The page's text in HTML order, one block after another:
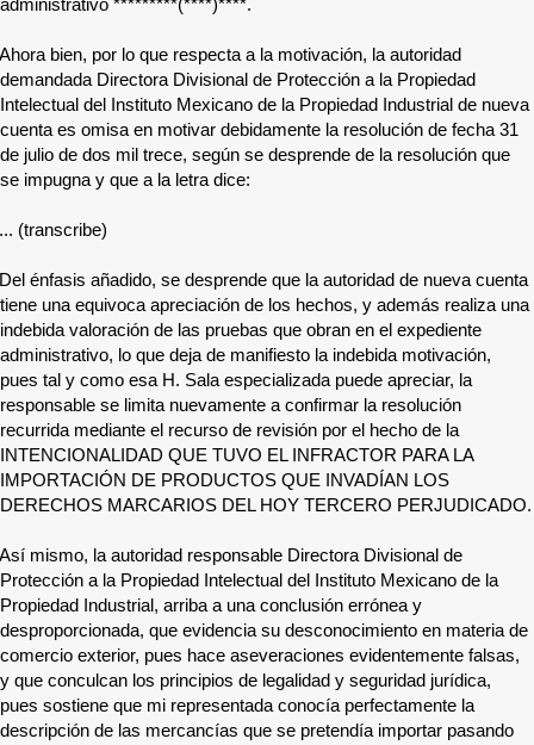
administrativo *********(****)****.
Ahora bien, por lo que respecta a la motivación, la autoridad
demandada Directora Divisional de Protección a la Propiedad
Intelectual del Instituto Mexicano de la Propiedad Industrial de nueva
cuenta es omisa en motivar debidamente la resolución de fecha 31
de julio de dos mil trece, según se desprende de la resolución que
se impugna y que a la letra dice:
... (transcribe)
Del énfasis añadido, se desprende que la autoridad de nueva cuenta
tiene una equivoca apreciación de los hechos, y además realiza una
indebida valoración de las pruebas que obran en el expediente
administrativo, lo que deja de manifiesto la indebida motivación,
pues tal y como esa H. Sala especializada puede apreciar, la
responsable se limita nuevamente a confirmar la resolución
recurrida mediante el recurso de revisión por el hecho de la
INTENCIONALIDAD QUE TUVO EL INFRACTOR PARA LA
IMPORTACIÓN DE PRODUCTOS QUE INVADÍAN LOS
DERECHOS MARCARIOS DEL HOY TERCERO PERJUDICADO.
Así mismo, la autoridad responsable Directora Divisional de
Protección a la Propiedad Intelectual del Instituto Mexicano de la
Propiedad Industrial, arriba a una conclusión errónea y
desproporcionada, que evidencia su desconocimiento en materia de
comercio exterior, pues hace aseveraciones evidentemente falsas,
y que conculcan los principios de legalidad y seguridad jurídica,
pues sostiene que mi representada conocía perfectamente la
descripción de las mercancías que se pretendía importar pasando